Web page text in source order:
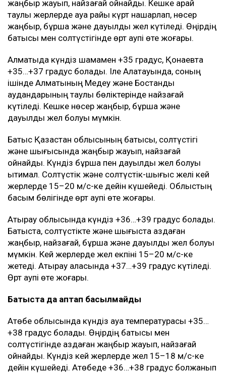
жаңбыр жауып, найзағай ойнайды. Кешке қарай
таулы жерлерде ауа райы күрт нашарлап, нөсер
жаңбыр, бұршақ және дауылды жел күтіледі. Өңірдің
батысы мен солтүстігінде өрт қаупі өте жоғары.
Алматыда күндіз шамамен +35 градус, Қонаевта
+35…+37 градус болады. Іле Алатауында, соның
ішінде Алматының Медеу және Бостандық
аудандарының таулы бөліктерінде найзағай
күтіледі. Кешке нөсер жаңбыр, бұршақ және
дауылды жел болуы мүмкін.
Батыс Қазақстан облысының батысы, солтүстігі
және шығысында жаңбыр жауып, найзағай
ойнайды. Күндіз бұршақ пен дауылды жел болуы
ықтимал. Солтүстік және солтүстік-шығыс желі кей
жерлерде 15–20 м/с-ке дейін күшейеді. Облыстың
басым бөлігінде өрт қаупі өте жоғары.
Атырау облысында күндіз +36…+39 градус болады.
Батыста, солтүстікте және шығыста аздаған
жаңбыр, найзағай, бұршақ және дауылды жел болуы
мүмкін. Кей жерлерде жел екпіні 15–20 м/с-ке
жетеді. Атырау қаласында +37…+39 градус күтіледі.
Өрт қаупі өте жоғары.
Батыста да аптап басылмайды
Ақтөбе облысында күндіз ауа температурасы +35…
+38 градус болады. Өңірдің батысы мен
солтүстігінде аздаған жаңбыр жауып, найзағай
ойнайды. Күндіз кей жерлерде жел 15–18 м/с-ке
дейін күшейеді. Ақтөбеде +36…+38 градус болжанып